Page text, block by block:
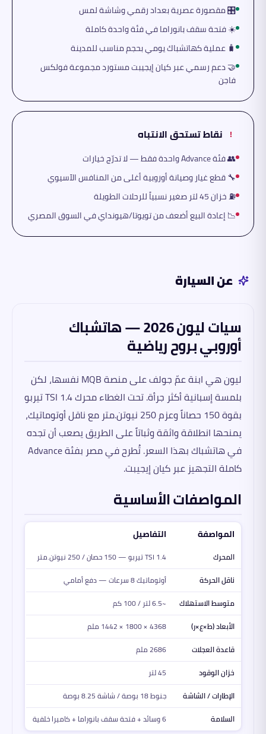
🎛️ مقصورة عصرية بعداد رقمي وشاشة لمس
☀️ فتحة سقف بانوراما في فئة واحدة كاملة
🧳 عملية كهاتشباك يومي بحجم مناسب للمدينة
🤝 دعم رسمي عبر كيان إيجيبت مستورد مجموعة فولكس
فاجن
! نقاط تستحق الانتباه
👥 فئة Advance واحدة فقط — لا تدرّج خيارات
🔧 قطع غيار وصيانة أوروبية أغلى من المنافس الآسيوي
⛽ خزان 45 لتر صغير نسبياً للرحلات الطويلة
📉 إعادة البيع أضعف من تويوتا/هيونداي في السوق المصري
عن السيارة
سيات ليون 2026 — هاتشباك
أوروبي بروح رياضية
ليون هي ابنة عمّ جولف على منصة MQB نفسها، لكن
بلمسة إسبانية أكثر جرأة. تحت الغطاء محرك 1.4 TSI تيربو
بقوة 150 حصاناً وعزم 250 نيوتن.متر مع ناقل أوتوماتيك،
يمنحها انطلاقة واثقة وثباتاً على الطريق يصعب أن تجده
في هاتشباك بهذا السعر. تُطرح في مصر بفئة Advance
كاملة التجهيز عبر كيان إيجيبت.
المواصفات الأساسية
المواصفة التفاصيل
المحرك
1.4 TSI تيربو — 150 حصان / 250 نيوتن.متر
ناقل الحركة
أوتوماتيك 8 سرعات — دفع أمامي
متوسط الاستهلاك
~6.5 لتر / 100 كم
الأبعاد (ط×ع×ر)
4368 × 1800 × 1442 ملم
قاعدة العجلات
2686 ملم
خزان الوقود
45 لتر
الإطارات / الشاشة
جنوط 18 بوصة / شاشة 8.25 بوصة
السلامة
6 وسائد + فتحة سقف بانوراما + كاميرا خلفية